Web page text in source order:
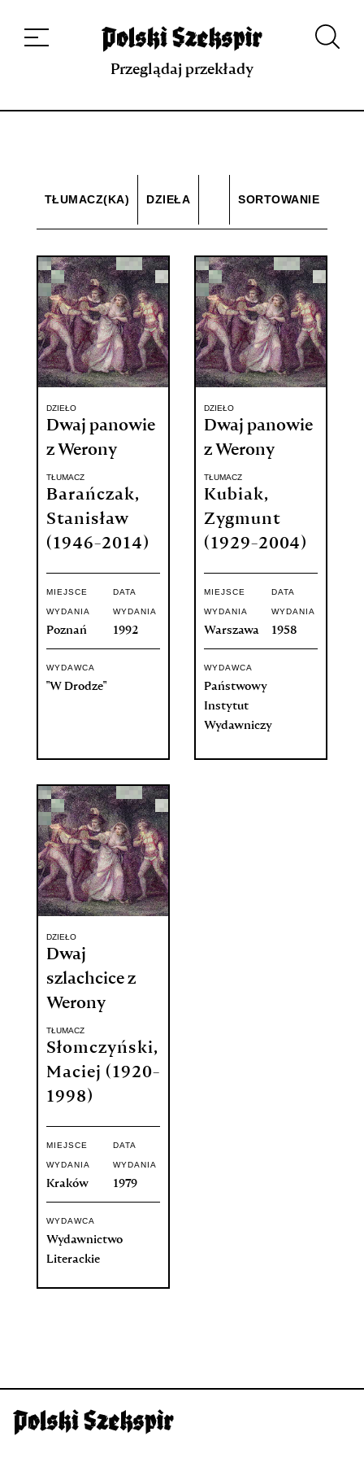
projekcie
Kontakt Indeks strony Aplikacja
Repozytorium XIX w.
Przeglądaj przekłady
TŁUMACZ(KA) DZIEŁA SORTOWANIE
DZIEŁO
Dwaj panowie
z Werony
TŁUMACZ
Barańczak,
Stanisław
(1946-2014)
MIEJSCE
WYDANIA
Poznań
DATA
WYDANIA
1992
WYDAWCA
"W Drodze"
DZIEŁO
Dwaj panowie
z Werony
TŁUMACZ
Kubiak,
Zygmunt
(1929-2004)
MIEJSCE
WYDANIA
Warszawa
DATA
WYDANIA
1958
WYDAWCA
Państwowy
Instytut
Wydawniczy
DZIEŁO
Dwaj
szlachcice z
Werony
TŁUMACZ
Słomczyński,
Maciej (1920-
1998)
MIEJSCE
WYDANIA
Kraków
DATA
WYDANIA
1979
WYDAWCA
Wydawnictwo
Literackie